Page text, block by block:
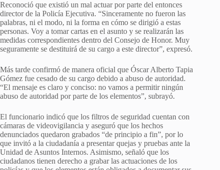
Reconoció que existió un mal actuar por parte del entonces
director de la Policía Ejecutiva. “Sinceramente no fueron las
palabras, ni el modo, ni la forma en cómo se dirigió a estas
personas. Voy a tomar cartas en el asunto y se realizarán las
medidas correspondientes dentro del Consejo de Honor. Muy
seguramente se destituirá de su cargo a este director”, expresó.
Más tarde confirmó de manera oficial que Óscar Alberto Tapia
Gómez fue cesado de su cargo debido a abuso de autoridad.
“El mensaje es claro y conciso: no vamos a permitir ningún
abuso de autoridad por parte de los elementos”, subrayó.
El funcionario indicó que los filtros de seguridad cuentan con
cámaras de videovigilancia y aseguró que los hechos
denunciados quedaron grabados “de principio a fin”, por lo
que invitó a la ciudadanía a presentar quejas y pruebas ante la
Unidad de Asuntos Internos. Asimismo, señaló que los
ciudadanos tienen derecho a grabar las actuaciones de los